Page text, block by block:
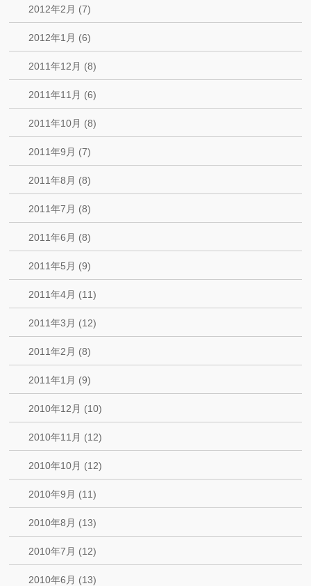
2012年2月 (7)
2012年1月 (6)
2011年12月 (8)
2011年11月 (6)
2011年10月 (8)
2011年9月 (7)
2011年8月 (8)
2011年7月 (8)
2011年6月 (8)
2011年5月 (9)
2011年4月 (11)
2011年3月 (12)
2011年2月 (8)
2011年1月 (9)
2010年12月 (10)
2010年11月 (12)
2010年10月 (12)
2010年9月 (11)
2010年8月 (13)
2010年7月 (12)
2010年6月 (13)